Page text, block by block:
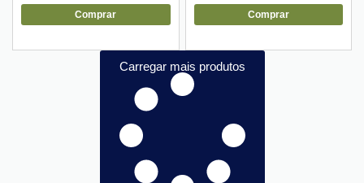
Comprar Comprar
Carregar mais produtos